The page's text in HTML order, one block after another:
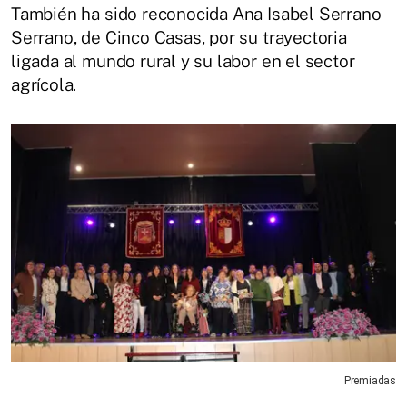
También ha sido reconocida Ana Isabel Serrano
Serrano, de Cinco Casas, por su trayectoria
ligada al mundo rural y su labor en el sector
agrícola.
Premiadas